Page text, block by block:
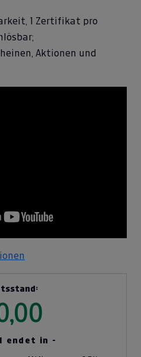
1 Zertifi kat pro
Aktionen und
endet in -